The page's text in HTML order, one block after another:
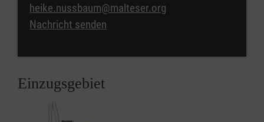
heike.nussbaum@malteser.org
Nachricht senden
Einzugsgebiet